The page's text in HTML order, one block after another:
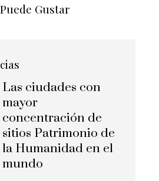
Gustar
Las ciudades con
mayor
concentración de
sitios Patrimonio de
la Humanidad en el
mundo